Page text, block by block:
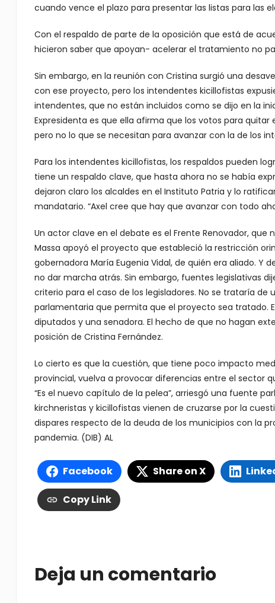
cuando vence el plazo para presentar las listas para las
Con el respaldo de parte de la oposición que está de
hicieron saber que apoyan- acelerar el tratamiento no
Sin embargo, en la reunión con Cristina surgió una
con ese proyecto, pero los intendentes kicillofistas
intendentes, que no están incluidos como se dijo en la
Expresidenta es que ella afirma que los votos para
pero no lo que se necesitan para avanzar con la de los
Para los intendentes kicillofistas, los respaldos pueden
tiene un respaldo clave, que hasta ahora no se había
dejaron claro los alcaldes en el Instituto Patria y lo
mandatario. “Axel cree que hay que avanzar con todo
Un actor clave en el debate es el Frente Renovador, que
Massa apoyó el proyecto que estableció la restricción
gobernadora María Eugenia Vidal, de quién era aliado.
no dar marcha atrás. Sin embargo, fuentes legislativas
criterio para el caso de los legisladores. No se trataría
parlamentaria que permita que el proyecto sea tratado.
diputados y una senadora. El hecho de que no hagan
posición de Cristina Fernández.
Lo cierto es que la cuestión, que tiene poco impacto
provincial, vuelva a provocar diferencias entre el sector
“Es el nuevo capítulo de la pelea”, arriesgó una fuente
kirchneristas y kicillofistas vienen de cruzarse por la
dispares respecto de la deuda de los municipios con la
pandemia. (DIB) AL
Facebook Share on X
Copy Link
Deja un comentario